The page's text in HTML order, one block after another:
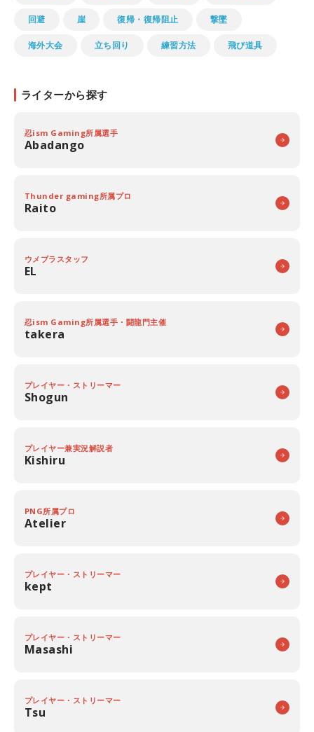
回避 崖 復帰・復帰阻止 撃墜
海外大会 立ち回り 練習方法 飛び道具
ライターから探す
忍ism Gaming所属選手
Abadango
Thunder gaming所属プロ
Raito
ウメブラスタッフ
EL
忍ism Gaming所属選手・闘龍門主催
takera
プレイヤー・ストリーマー
Shogun
プレイヤー兼実況解説者
Kishiru
PNG所属プロ
Atelier
プレイヤー・ストリーマー
kept
プレイヤー・ストリーマー
Masashi
プレイヤー・ストリーマー
Tsu